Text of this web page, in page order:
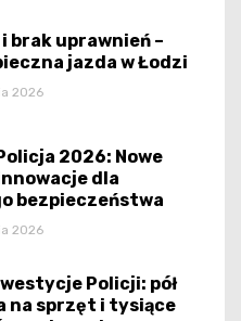
brak uprawnień –
jazda w Łodzi
2026
2026: Nowe
dla
bezpieczeństwa
2026
Policji: pół
na sprzęt i tysiące